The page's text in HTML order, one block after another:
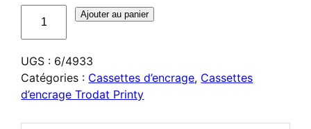
d'encrage
Trodat
6/4933
Ajouter au panier
UGS : 6/4933
Catégories : Cassettes d’encrage, Cassettes
d’encrage Trodat Printy